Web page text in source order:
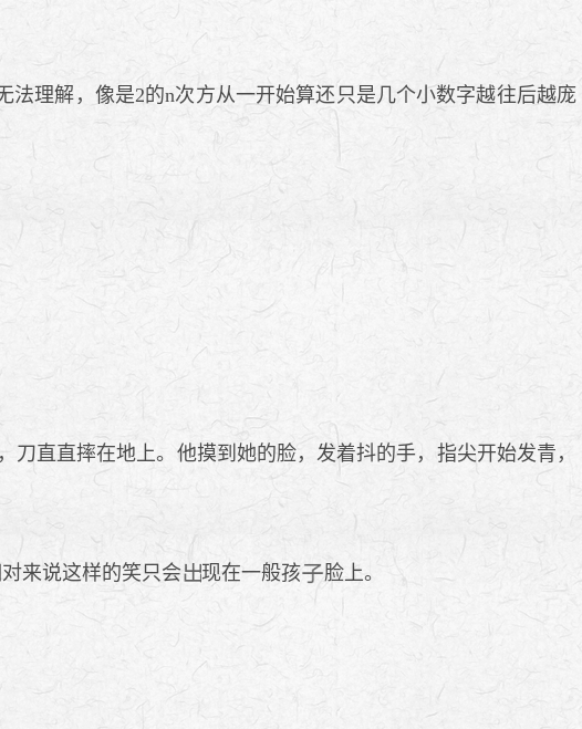
法理解，像是2的n次方从一开始算还只是几个小数字越往后越庞
，刀直直摔在地上。他摸到她的脸，发着抖的手，指尖开始发青，
来说这样的笑只会 现在一般孩 脸上。